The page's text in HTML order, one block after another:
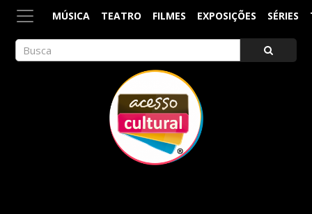
MÚSICA TEATRO FILMES EXPOSIÇÕES SÉRIES